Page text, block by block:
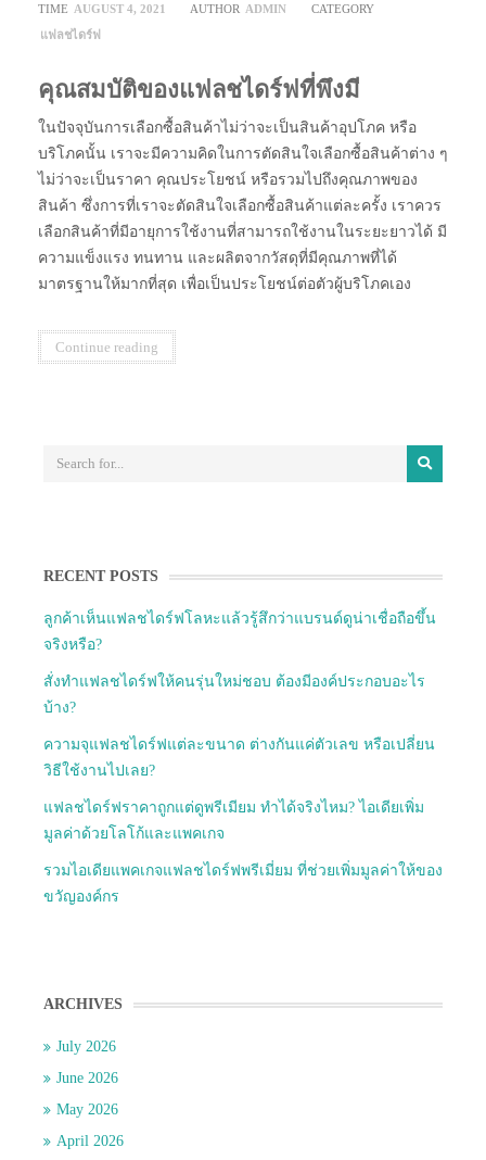
TIME AUGUST 4, 2021 AUTHOR ADMIN
CATEGORY
แฟลชไดร์ฟ
คุณสมบัติของแฟลชไดร์ฟที่พึงมี
ในปัจจุบันการเลือกซื้อสินค้าไม่ว่าจะเป็นสินค้าอุปโภค หรือ
บริโภคนั้น เราจะมีความคิดในการตัดสินใจเลือกซื้อสินค้าต่าง ๆ
ไม่ว่าจะเป็นราคา คุณประโยชน์ หรือรวมไปถึงคุณภาพของ
สินค้า ซึ่งการที่เราจะตัดสินใจเลือกซื้อสินค้าแต่ละครั้ง เราควร
เลือกสินค้าที่มีอายุการใช้งานที่สามารถใช้งานในระยะยาวได้ มี
ความแข็งแรง ทนทาน และผลิตจากวัสดุที่มีคุณภาพที่ได้
มาตรฐานให้มากที่สุด เพื่อเป็นประโยชน์ต่อตัวผู้บริโภคเอง
Continue reading
RECENT POSTS
ลูกค้าเห็นแฟลชไดร์ฟโลหะแล้วรู้สึกว่าแบรนด์ดูน่าเชื่อถือขึ้น
จริงหรือ?
สั่งทำแฟลชไดร์ฟให้คนรุ่นใหม่ชอบ ต้องมีองค์ประกอบอะไร
บ้าง?
ความจุแฟลชไดร์ฟแต่ละขนาด ต่างกันแค่ตัวเลข หรือเปลี่ยน
วิธีใช้งานไปเลย?
แฟลชไดร์ฟราคาถูกแต่ดูพรีเมียม ทำได้จริงไหม? ไอเดียเพิ่ม
มูลค่าด้วยโลโก้และแพคเกจ
รวมไอเดียแพคเกจแฟลชไดร์ฟพรีเมี่ยม ที่ช่วยเพิ่มมูลค่าให้ของ
ขวัญองค์กร
ARCHIVES
July 2026
June 2026
May 2026
April 2026